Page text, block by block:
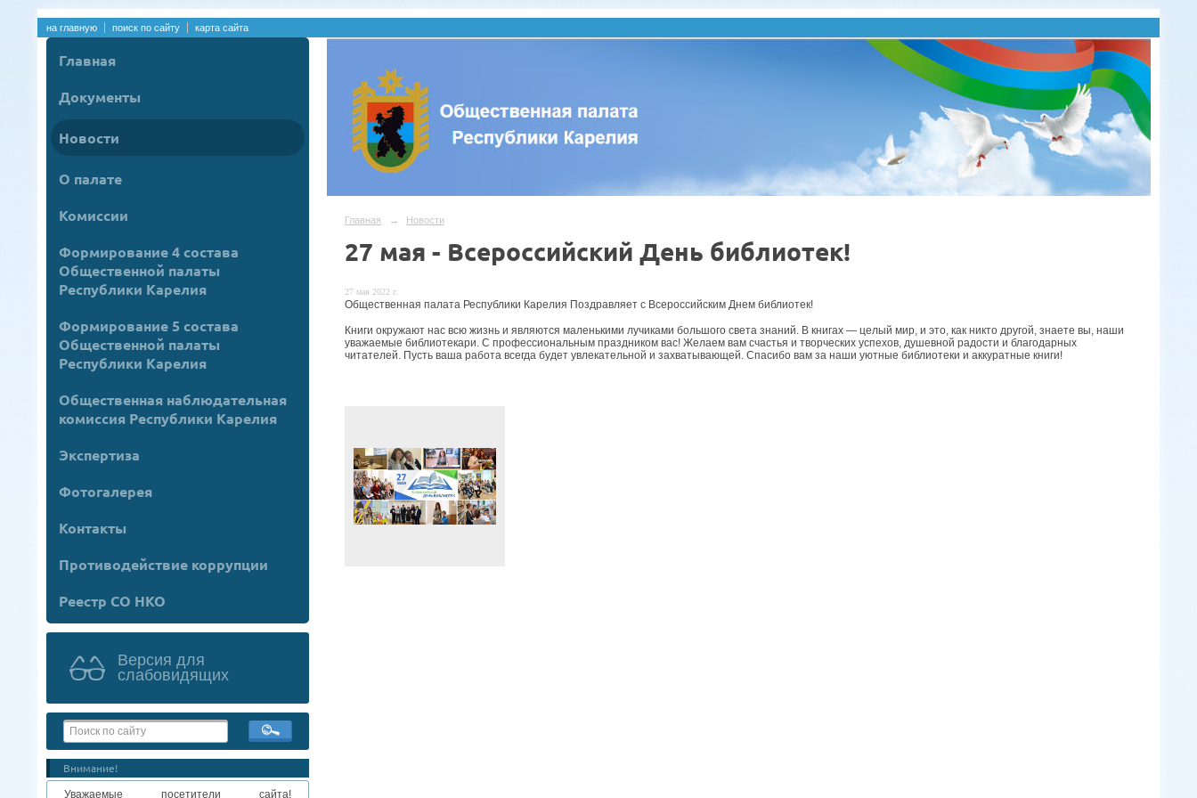
на главную поиск по сайту карта сайта
Главная
Документы
Новости
О палате
Комиссии
Формирование 4 состава
Общественной палаты
Республики Карелия
Формирование 5 состава
Общественной палаты
Республики Карелия
Общественная наблюдательная
комиссия Республики Карелия
Экспертиза
Фотогалерея
Контакты
Противодействие коррупции
Реестр СО НКО
Версия для
слабовидящих
Внимание!
Уважаемые посетители сайта!
Главная → Новости
27 мая - Всероссийский День библиотек!
27 мая 2022 г.
Общественная палата Республики Карелия Поздравляет с Всероссийским Днем библиотек!
Книги окружают нас всю жизнь и являются маленькими лучиками большого света знаний. В книгах — целый мир, и это, как никто другой, знаете вы, наши
уважаемые библиотекари. С профессиональным праздником вас! Желаем вам счастья и творческих успехов, душевной радости и благодарных
читателей. Пусть ваша работа всегда будет увлекательной и захватывающей. Спасибо вам за наши уютные библиотеки и аккуратные книги!